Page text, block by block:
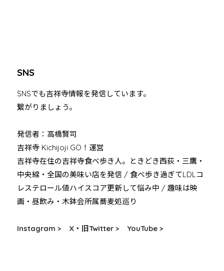
SNS
SNSでも吉祥寺情報を発信しています。
繋がりましょう。
発信者：高橋賢司
吉祥寺 Kichijoji GO！運営
吉祥寺在住の吉祥寺食べ歩き人。ときどき西荻・三鷹・
中央線・全国の美味い店を発信 / 食べ歩き過ぎてLDLコ
レステロール値ハイスコア更新して悩み中 / 趣味は映
画・昼飲み・木鉢会所属蕎麦処巡り
Instagram > X・旧Twitter > YouTube >